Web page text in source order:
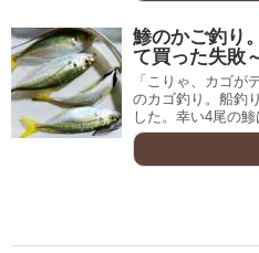
鯵のかご釣り
て買った失敗
「こりゃ、カゴが
のカゴ釣り。船釣
した。幸い4尾の鯵